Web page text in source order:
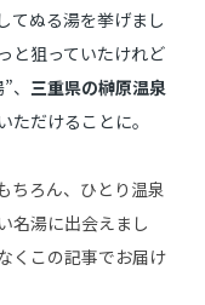
てぬる湯を挙げまし
と狙っていたけれど
三重県の榊原温泉
ただけることに。
ちろん、ひとり温泉
名湯に出会えまし
くこの記事でお届け